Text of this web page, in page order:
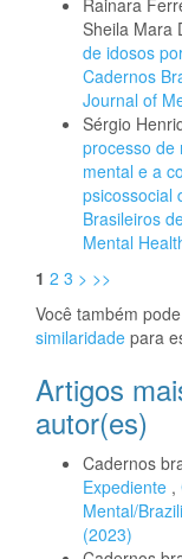
Rainara
Sheila Mara
de idosos
Cadernos
Journal of
Sérgio
processo de
mental e a
psicossocial
Brasileiros
Mental
1 2 3 > >>
Você também pode
similaridade para
Artigos
autor(es)
Cadernos
Expediente ,
Mental/
(2023)